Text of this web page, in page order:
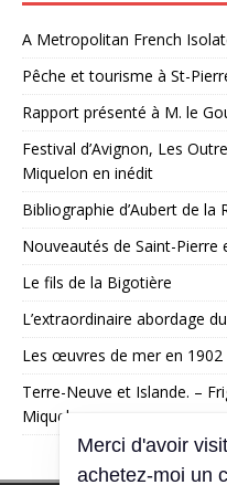
A Metropolitan French
Pêche et tourisme à St-
Rapport présenté à M. le
Festival d’Avignon, Les
Miquelon en inédit
Bibliographie d’Aubert de la
Nouveautés de Saint-Pierre
Le fils de la Bigotière
L’extraordinaire abordage
Les œuvres de mer en 1902
Terre-Neuve et Islande. –
Miquelon
Merci d'avoir
achetez-moi un